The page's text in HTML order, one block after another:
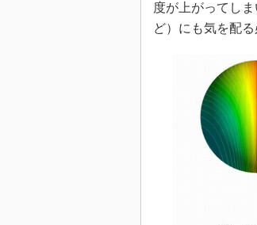
度が上がってし
ど）にも気を配る